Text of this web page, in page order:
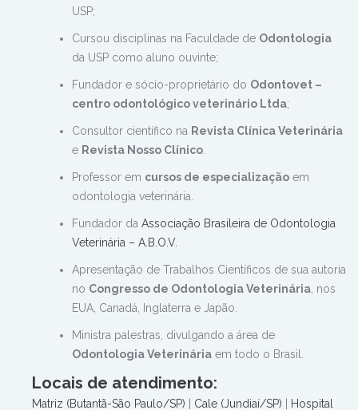
USP;
Cursou disciplinas na Faculdade de Odontologia
da USP como aluno ouvinte;
Fundador e sócio-proprietário do Odontovet –
centro odontológico veterinário Ltda;
Consultor científico na Revista Clínica Veterinária
e Revista Nosso Clínico.
Professor em cursos de especialização em
odontologia veterinária.
Fundador da Associação Brasileira de Odontologia
Veterinária – A.B.O.V.
Apresentação de Trabalhos Científicos de sua autoria
no Congresso de Odontologia Veterinária, nos
EUA, Canadá, Inglaterra e Japão.
Ministra palestras, divulgando a área de
Odontologia Veterinária em todo o Brasil.
Locais de atendimento:
Matriz (Butantã-São Paulo/SP) Cale (Jundiaí/SP) Hospital